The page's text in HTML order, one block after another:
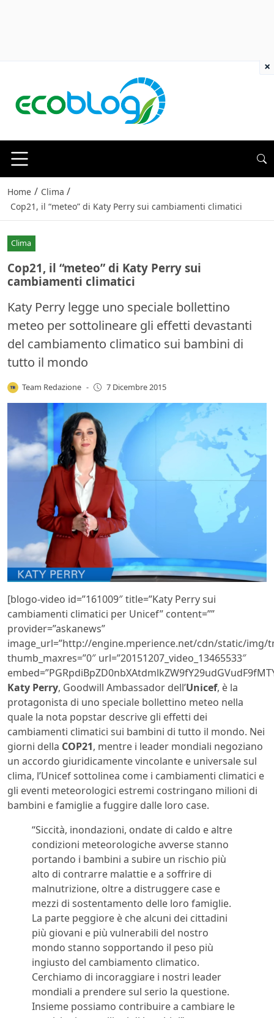
Home / Clima /
Cop21, il “meteo” di Katy Perry sui cambiamenti climatici
Clima
Cop21, il “meteo” di Katy Perry sui
cambiamenti climatici
Katy Perry legge uno speciale bollettino
meteo per sottolineare gli effetti devastanti
del cambiamento climatico sui bambini di
tutto il mondo
Team Redazione - 7 Dicembre 2015
[blogo-video id=”161009″ title=”Katy Perry sui
cambiamenti climatici per Unicef” content=””
provider=”askanews”
image_url=”http://engine.mperience.net/cdn/static/img/
thumb_maxres=”0″ url=”20151207_video_13465533″
Katy Perry, Goodwill Ambassador dell’Unicef, è la
protagonista di uno speciale bollettino meteo nella
quale la nota popstar descrive gli effetti dei
cambiamenti climatici sui bambini di tutto il mondo. Nei
giorni della COP21, mentre i leader mondiali negoziano
un accordo giuridicamente vincolante e universale sul
clima, l’Unicef sottolinea come i cambiamenti climatici e
gli eventi meteorologici estremi costringano milioni di
bambini e famiglie a fuggire dalle loro case.
“Siccità, inondazioni, ondate di caldo e altre
condizioni meteorologiche avverse stanno
portando i bambini a subire un rischio più
alto di contrarre malattie e a soffrire di
malnutrizione, oltre a distruggere case e
mezzi di sostentamento delle loro famiglie.
La parte peggiore è che alcuni dei cittadini
più giovani e più vulnerabili del nostro
mondo stanno sopportando il peso più
ingiusto del cambiamento climatico.
Cerchiamo di incoraggiare i nostri leader
mondiali a prendere sul serio la questione.
Insieme possiamo contribuire a cambiare le
×